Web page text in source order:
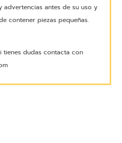
advertencias antes de su uso y
contener piezas pequeñas.
tienes dudas contacta con